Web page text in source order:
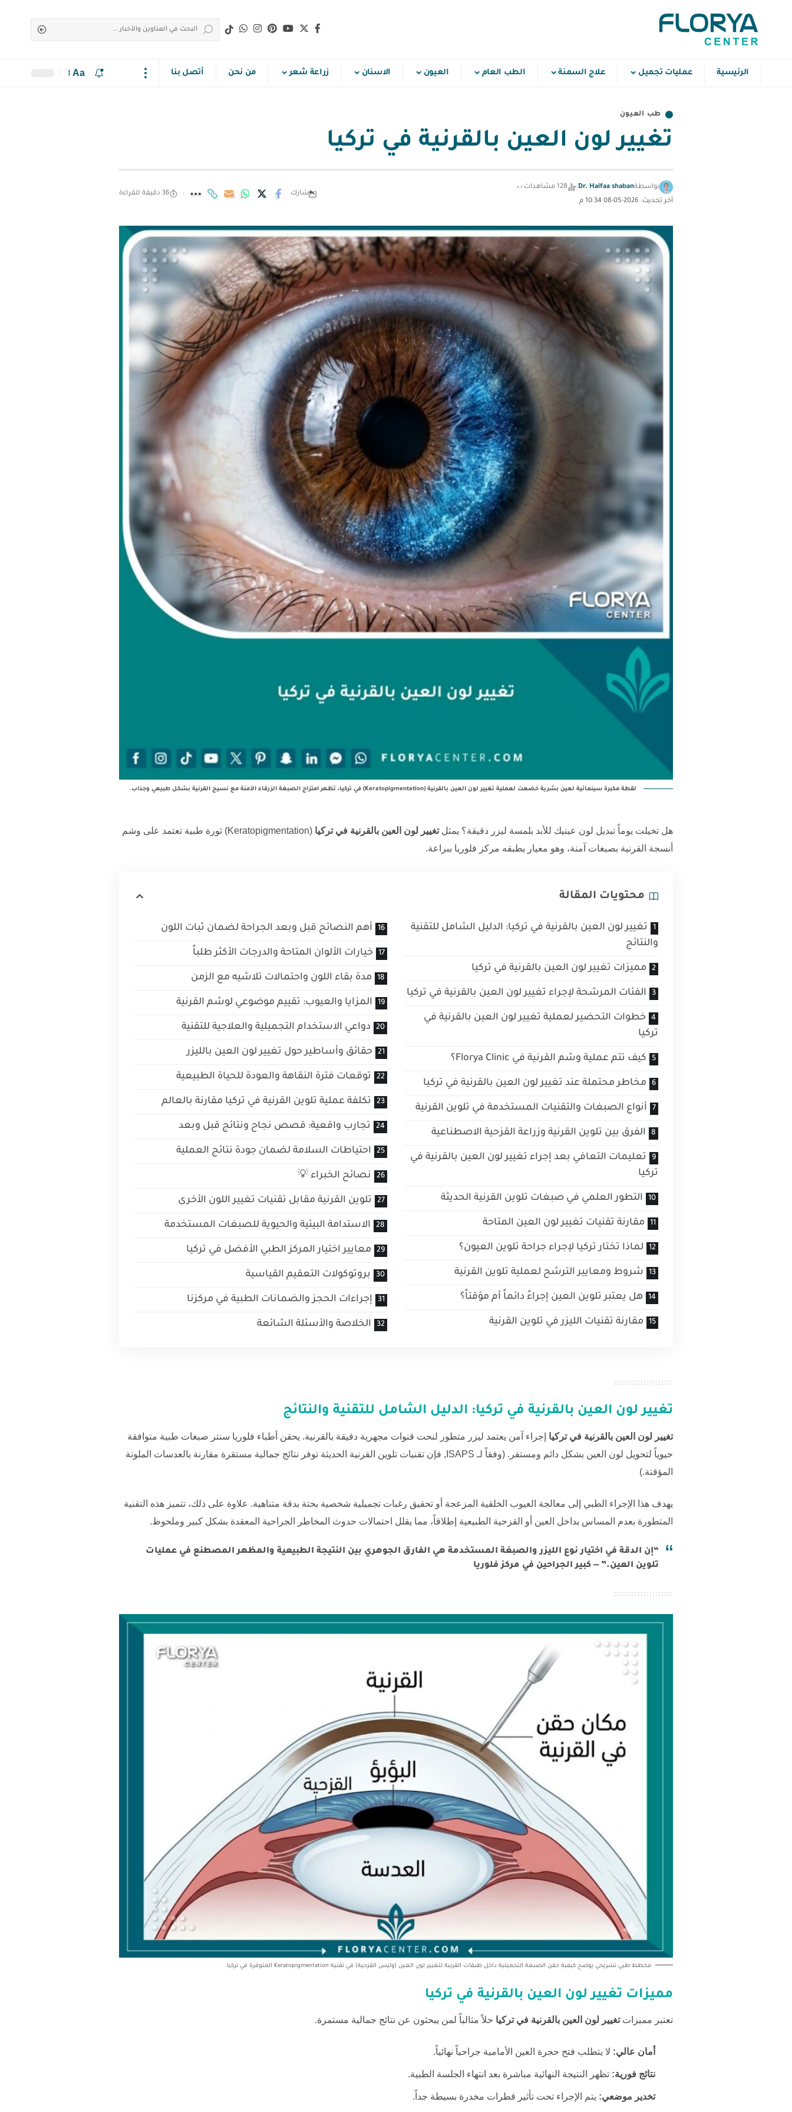
الرئيسية عمليات تجميل علاج السمنة الطب العام العيون الاسنان زراعة شعر من نحن أتصل بنا Aa
طب العيون
تغيير لون العين بالقرنية في تركيا
آخر تحديث: 2026-05-08 10:34 م
بواسطةDr. Haifaa shaban
128 مشاهدات
شارك
36 دقيقة للقراءة
لقطة مكبرة سينمائية لعين بشرية خضعت لعملية تغيير لون العين بالقرنية (Keratopigmentation) في تركيا، تظهر امتزاج الصبغة الزرقاء الآمنة مع نسيج القرنية بشكل طبيعي وجذاب.
هل تخيلت يوماً تبديل لون عينيك للأبد بلمسة ليزر دقيقة؟ يمثلتغيير لون العين بالقرنية في تركيا
(Keratopigmentation) ثورة طبية تعتمد على وشم
أنسجة القرنية بصبغات آمنة، وهو معيار يطبقه مركز فلوريا ببراعة.
محتويات المقالة
تغيير لون العين بالقرنية في تركيا: الدليل الشامل للتقنية
والنتائج
مميزات تغيير لون العين بالقرنية في تركيا
الفئات المرشحة لإجراء تغيير لون العين بالقرنية في تركيا
خطوات التحضير لعملية تغيير لون العين بالقرنية في
تركيا
كيف تتم عملية وشم القرنية في Florya Clinic؟
مخاطر محتملة عند تغيير لون العين بالقرنية في تركيا
أنواع الصبغات والتقنيات المستخدمة في تلوين القرنية
الفرق بين تلوين القرنية وزراعة القزحية الاصطناعية
تعليمات التعافي بعد إجراء تغيير لون العين بالقرنية في
تركيا
التطور العلمي في صبغات تلوين القرنية الحديثة
مقارنة تقنيات تغيير لون العين المتاحة
لماذا تختار تركيا لإجراء جراحة تلوين العيون؟
شروط ومعايير الترشح لعملية تلوين القرنية
هل يعتبر تلوين العين إجراءً دائماً أم مؤقتاً؟
مقارنة تقنيات الليزر في تلوين القرنية
أهم النصائح قبل وبعد الجراحة لضمان ثبات اللون
خيارات الألوان المتاحة والدرجات الأكثر طلباً
مدة بقاء اللون واحتمالات تلاشيه مع الزمن
المزايا والعيوب: تقييم موضوعي لوشم القرنية
دواعي الاستخدام التجميلية والعلاجية للتقنية
حقائق وأساطير حول تغيير لون العين بالليزر
توقعات فترة النقاهة والعودة للحياة الطبيعية
تكلفة عملية تلوين القرنية في تركيا مقارنة بالعالم
تجارب واقعية: قصص نجاح ونتائج قبل وبعد
احتياطات السلامة لضمان جودة نتائج العملية
نصائح الخبراء 💡
تلوين القرنية مقابل تقنيات تغيير اللون الأخرى
الاستدامة البيئية والحيوية للصبغات المستخدمة
معايير اختيار المركز الطبي الأفضل في تركيا
بروتوكولات التعقيم القياسية
إجراءات الحجز والضمانات الطبية في مركزنا
الخلاصة والأسئلة الشائعة
تغيير لون العين بالقرنية في تركيا: الدليل الشامل للتقنية والنتائج
تغيير لون العين بالقرنية في تركيا إجراء آمن يعتمد ليزر متطور لنحت قنوات مجهرية دقيقة بالقرنية. يحقن أطباء فلوريا سنتر صبغات طبية متوافقة
حيوياً لتحويل لون العين بشكل دائم ومستقر. (وفقاً لـ ISAPS , فإن تقنيات تلوين القرنية الحديثة توفر نتائج جمالية مستقرة مقارنة بالعدسات الملونة
المؤقتة.)
يهدف هذا الإجراء الطبي إلى معالجة العيوب الخلقية المزعجة أو تحقيق رغبات تجميلية شخصية بحتة بدقة متناهية. علاوة على ذلك، تتميز هذه التقنية
المتطورة بعدم المساس بداخل العين أو القزحية الطبيعية إطلاقاً، مما يقلل احتمالات حدوث المخاطر الجراحية المعقدة بشكل كبير وملحوظ.
“إن الدقة في اختيار نوع الليزر والصبغة المستخدمة هي الفارق الجوهري بين النتيجة الطبيعية والمظهر المصطنع في عمليات
تلوين العين.” — كبير الجراحين في مركز فلوريا
مخطط طبي تشريحي يوضح كيفية حقن الصبغة التجميلية داخل طبقات القرنية لتغيير لون العين (وليس القزحية) في تقنية Keratopigmentation المتوفرة في تركيا.
مميزات تغيير لون العين بالقرنية في تركيا
تعتبر مميزاتتغيير لون العين بالقرنية في تركيا حلاً مثالياً لمن يبحثون عن نتائج جمالية مستمرة.
أمان عالي: لا يتطلب فتح حجرة العين الأمامية جراحياً نهائياً.
نتائج فورية: تظهر النتيجة النهائية مباشرة بعد انتهاء الجلسة الطبية.
تخدير موضعي: يتم الإجراء تحت تأثير قطرات مخدرة بسيطة جداً.